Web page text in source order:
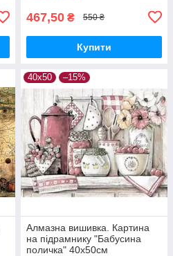
467,50 ₴ 550 ₴
Купити
40х50 –15%
Алмазна вишивка. Картина
на підрамнику "Бабусина
поличка" 40x50см